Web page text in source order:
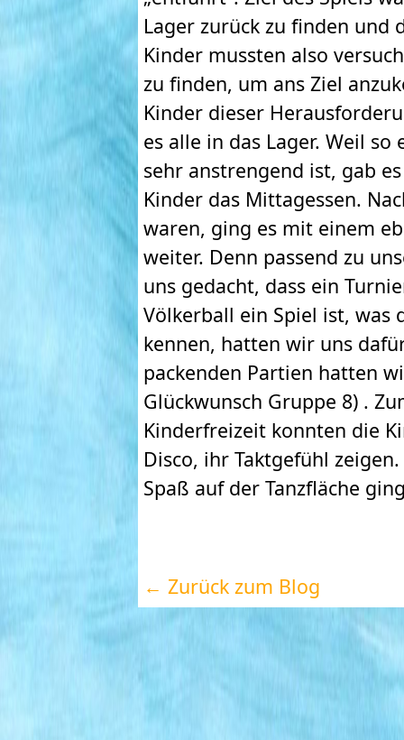
Lager zurück zu finden und
Kinder mussten also
zu finden, um ans Ziel
Kinder dieser
es alle in das Lager. Weil
sehr anstrengend ist, gab
Kinder das Mittagessen.
waren, ging es mit einem
weiter. Denn passend zu
uns gedacht, dass ein
Völkerball ein Spiel ist, was
kennen, hatten wir uns
packenden Partien hatten
Glückwunsch Gruppe 8) .
Kinderfreizeit konnten die
Disco, ihr Taktgefühl
Spaß auf der Tanzfläche
← Zurück zum Blog